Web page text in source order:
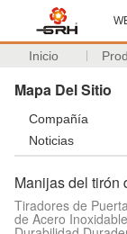
Inicio
Mapa Del Sitio
Compañía
Noticias
Manijas del tirón
Tiradores de
de Acero